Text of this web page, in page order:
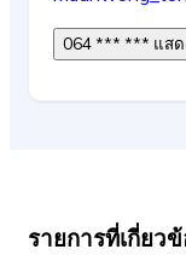
064 ***
รายการที่เกี่ยว